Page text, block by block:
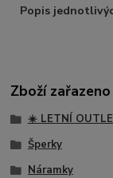
Popis
Zboží
☀️ LETNÍ
Šperky
Náramky